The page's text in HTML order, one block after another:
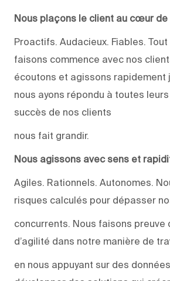
Nous plaçons le client au cœur de
Proactifs. Audacieux. Fiables.
faisons commence avec nos
écoutons et agissons rapidement
nous ayons répondu à toutes
succès de nos clients
nous fait grandir.
Nous agissons avec sens et
Agiles. Rationnels. Autonomes.
risques calculés pour dépasser
concurrents. Nous faisons
d’agilité dans notre manière de
en nous appuyant sur des